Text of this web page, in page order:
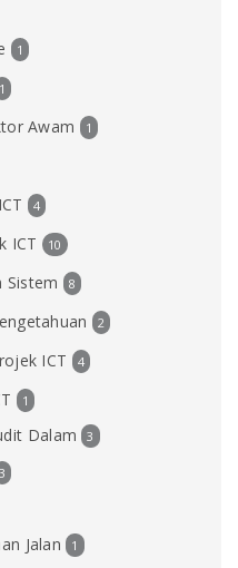
1
1
Awam 1
4
ICT 10
Sistem 8
2
ICT 4
1
Dalam 3
3
Jalan 1